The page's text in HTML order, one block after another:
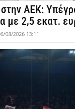
στην ΑΕΚ:
με 2,5 εκατ.
08/2026 13:11